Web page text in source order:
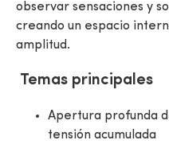
observar sensaciones y
creando un espacio
amplitud.
Temas principales
Apertura profunda
tensión acumulada